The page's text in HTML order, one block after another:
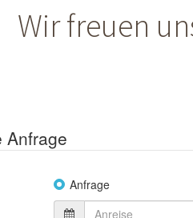
Wir freuen
Anfrage
Anfrage